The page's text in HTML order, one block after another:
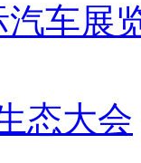
汽车展
态大会